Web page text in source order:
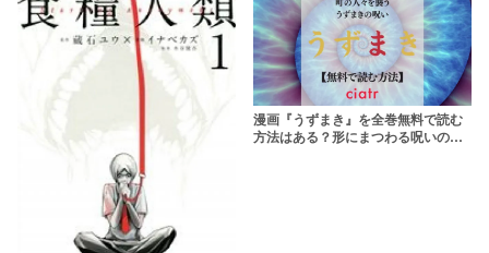
漫画『うずまき』を全巻無料で読む
方法はある？形にまつわる呪いの恐